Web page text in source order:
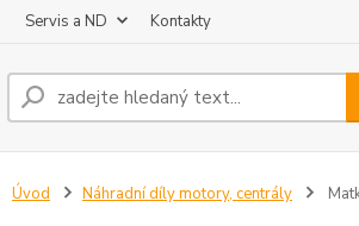
Servis a ND Kontakty
Úvod Náhradní díly motory, centrály